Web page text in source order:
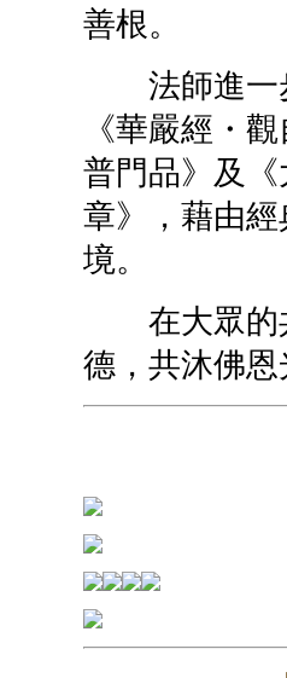
善根。
法師進一步
《華嚴經・
普門品》及
章》，藉由
境。
在大眾的共
德，共沐佛